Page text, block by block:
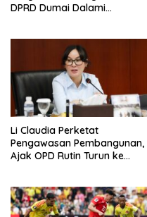
DPRD Dumai Dalami
Li Claudia Perketat
Pengawasan Pembangunan,
Ajak OPD Rutin Turun ke